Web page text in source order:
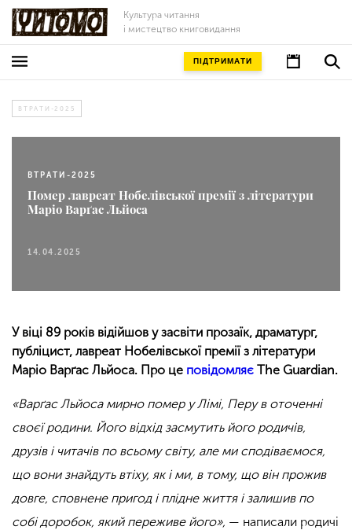
Культура читання
і мистецтво книговидання
ПІДТРИМАТИ
ВТРАТИ-2025
ВТРАТИ-2025
Помер лавреат Нобелівської премії з літератури
Маріо Варґас Льйоса
14.04.2025
У віці 89 років відійшов у засвіти прозаїк, драматург,
публіцист, лавреат Нобелівської премії з літератури
Маріо Варґас Льйоса. Про це повідомляє The Guardian.
«Варґас Льйоса мирно помер у Лімі, Перу в оточенні
своєї родини. Його відхід засмутить його родичів,
друзів і читачів по всьому світу, але ми сподіваємося,
що вони знайдуть втіху, як і ми, в тому, що він прожив
довге, сповнене пригод і плідне життя і залишив по
собі доробок, який переживе його», — написали родичі